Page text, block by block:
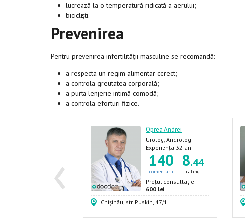
lucrează la o temperatură ridicată a aerului;
bicicliști.
Prevenirea
Pentru prevenirea infertilității masculine se recomandă:
a respecta un regim alimentar corect;
a controla greutatea corporală;
a purta lenjerie intimă comodă;
a controla eforturi fizice.
‹
Oprea Andrei
Urolog, Androlog
Experiența 32 ani
140
comentarii
8.44
rating
Prețul consultației -
600 lei
Chișinău, str. Puskin, 47/1